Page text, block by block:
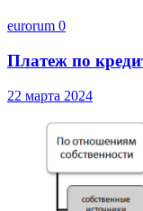
eurorum 0
Платеж по
22 марта 2024